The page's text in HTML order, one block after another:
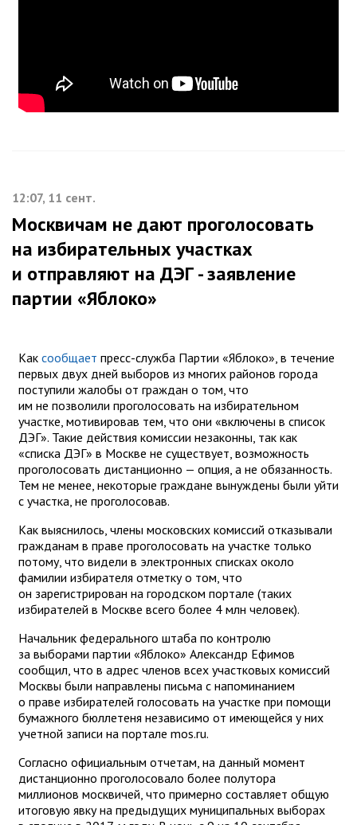
12:07, 11 сент.
Москвичам не дают проголосовать
на избирательных участках
и отправляют на ДЭГ - заявление
партии «Яблоко»
Как сообщает пресс-служба Партии «Яблоко», в течение
первых двух дней выборов из многих районов города
поступили жалобы от граждан о том, что
им не позволили проголосовать на избирательном
участке, мотивировав тем, что они «включены в список
ДЭГ». Такие действия комиссии незаконны, так как
«списка ДЭГ» в Москве не существует, возможность
проголосовать дистанционно — опция, а не обязанность.
Тем не менее, некоторые граждане вынуждены были уйти
с участка, не проголосовав.
Как выяснилось, члены московских комиссий отказывали
гражданам в праве проголосовать на участке только
потому, что видели в электронных списках около
фамилии избирателя отметку о том, что
он зарегистрирован на городском портале (таких
избирателей в Москве всего более 4 млн человек).
Начальник федерального штаба по контролю
за выборами партии «Яблоко» Александр Ефимов
сообщил, что в адрес членов всех участковых комиссий
Москвы были направлены письма с напоминанием
о праве избирателей голосовать на участке при помощи
бумажного бюллетеня независимо от имеющейся у них
учетной записи на портале mos.ru.
Согласно официальным отчетам, на данный момент
дистанционно проголосовало более полутора
миллионов москвичей, что примерно составляет общую
итоговую явку на предыдущих муниципальных выборах